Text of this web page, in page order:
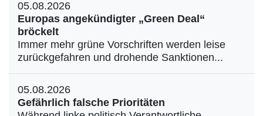
05.08.2026
Europas angekündigter „Green Deal“
bröckelt
Immer mehr grüne Vorschriften werden leise
zurückgefahren und drohende Sanktionen...
05.08.2026
Gefährlich falsche Prioritäten